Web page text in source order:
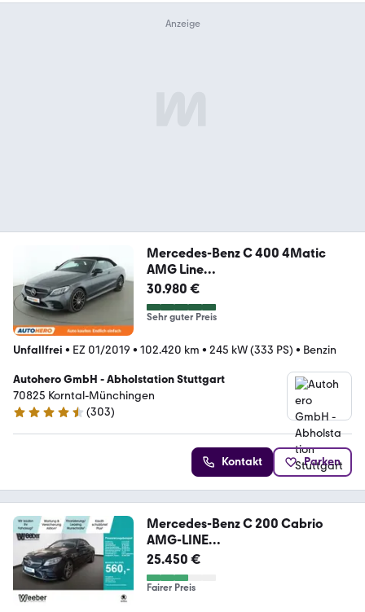
Mercedes-Benz C 400 4Matic
AMG Line
Aut.*NAVI*CAM*TEMPO*
30.980 €
Sehr guter Preis
Unfallfrei • EZ 01/2019 • 102.420 km • 245 kW (333 PS) • Benzin
Autohero GmbH - Abholstation Stuttgart
70825 Korntal-Münchingen
4.4 Sterne
(303)
Kontakt Parken
Mercedes-Benz C 200 Cabrio
AMG-LINE
MULTIBEAM*NAVI*AIRSCARF*KA
25.450 €
Fairer Preis